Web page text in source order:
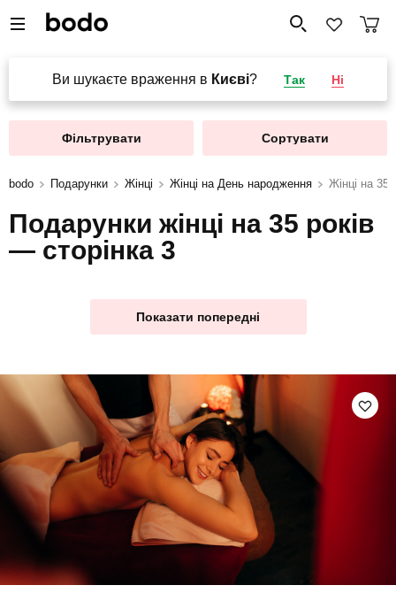
Ви шукаєте враження в Києві? Так Ні
Фільтрувати Сортувати
bodo Подарунки Жінці Жінці на День народження Жінці на 35
Подарунки жінці на 35 років
— сторінка 3
Показати попередні